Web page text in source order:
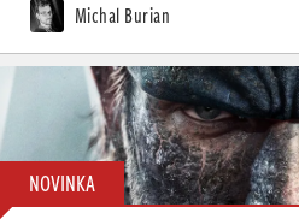
Michal Burian
NOVINKA